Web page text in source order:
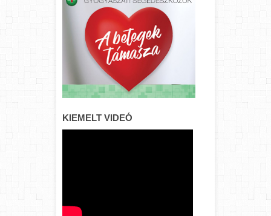
KIEMELT VIDEÓ